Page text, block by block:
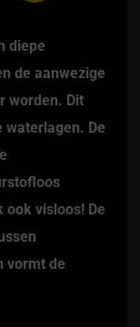
diepe
de aanwezige
worden. Dit
waterlagen. De
visloos! De
vormt de